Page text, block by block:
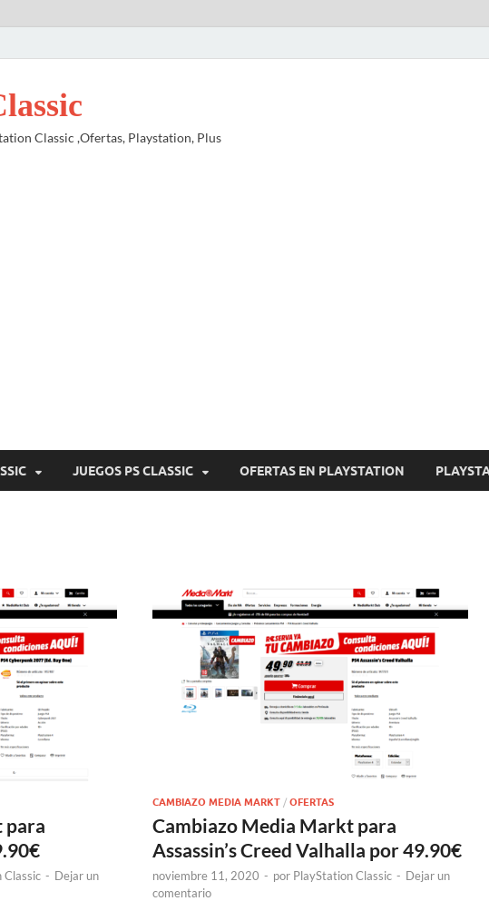
Classic ,Ofertas, Playstation, Plus
JUEGOS PS CLASSIC OFERTAS EN PLAYSTATION
para
Classic - Dejar un
CAMBIAZO MEDIA MARKT / OFERTAS
Cambiazo Media Markt para
Assassin’s Creed Valhalla por 49.90€
noviembre 11, 2020 - por PlayStation Classic - Dejar un
comentario